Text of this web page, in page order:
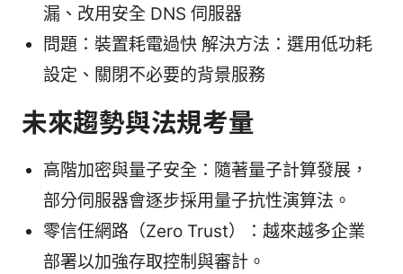
漏、改用安全 DNS 伺服器
問題：裝置耗電過快 解決方法：選用低功耗
設定、關閉不必要的背景服務
未來趨勢與法規考量
高階加密與量子安全：隨著量子計算發展，
部分伺服器會逐步採用量子抗性演算法。
零信任網路（Zero Trust）：越來越多企業
部署以加強存取控制與審計。